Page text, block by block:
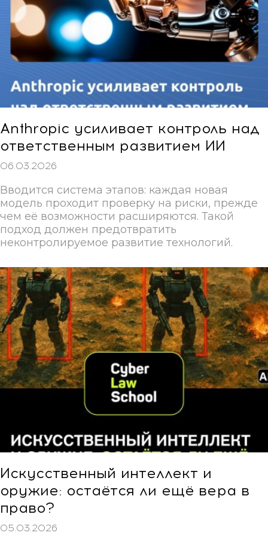
Anthropic усиливает контроль над
ответственным развитием ИИ
06.03.2026
Вводится система этапов: каждая новая
модель проходит проверку на риски, прежде
чем её возможности расширяются. Такой
подход должен предотвратить
неконтролируемое развитие технологий.
Искусственный интеллект и
оружие: остаётся ли ещё вера в
право?
05.03.2026